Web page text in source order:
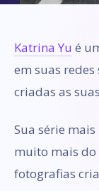
Katrina Yu é
em suas
criadas as
Sua série
muito mais
fotografias